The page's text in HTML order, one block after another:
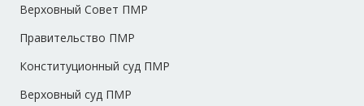
Верховный Совет ПМР
Правительство ПМР
Конституционный суд ПМР
Верховный суд ПМР